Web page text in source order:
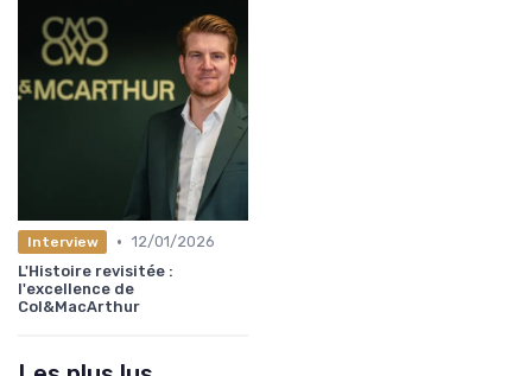
Interview • 12/01/2026
L'Histoire revisitée :
l'excellence de
Col&MacArthur